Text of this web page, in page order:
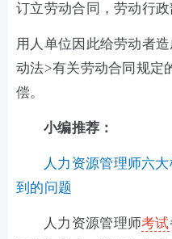
订立劳动合同，劳动行政
用人单位因此给劳动者
动法>有关劳动合同规定
偿。
小编推荐：
人力资源管理师六
到的问题
人力资源管理师考试